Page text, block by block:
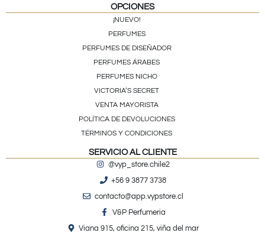
OPCIONES
¡NUEVO!
PERFUMES
PERFUMES DE DISEÑADOR
PERFUMES ÁRABES
PERFUMES NICHO
VICTORIA’S SECRET
VENTA MAYORISTA
POLÍTICA DE DEVOLUCIONES
TÉRMINOS Y CONDICIONES
SERVICIO AL CLIENTE
@vyp_store.chile2
+56 9 3877 3738
contacto@app.vypstore.cl
V&P Perfumeria
Viana 915, oficina 215, viña del mar